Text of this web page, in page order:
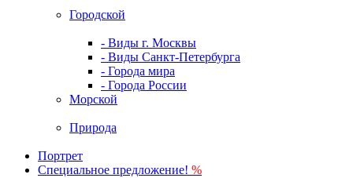
Городской
- Виды г. Москвы
- Виды Санкт-Петербурга
- Города мира
- Города России
Морской
Природа
Портрет
Специальное предложение! %